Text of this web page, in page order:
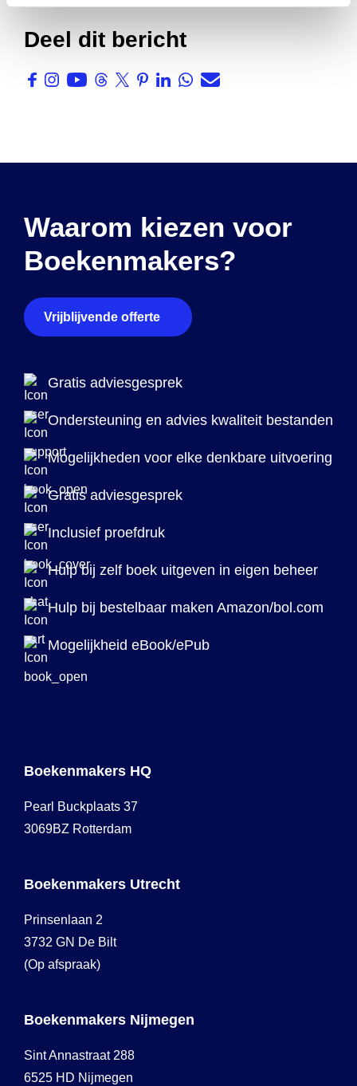
Deel dit bericht
Waarom kiezen voor
Boekenmakers?
Vrijblijvende offerte
Gratis adviesgesprek
Ondersteuning en advies kwaliteit bestanden
Mogelijkheden voor elke denkbare uitvoering
Gratis adviesgesprek
Inclusief proefdruk
Hulp bij zelf boek uitgeven in eigen beheer
Hulp bij bestelbaar maken Amazon/bol.com
Mogelijkheid eBook/ePub
Boekenmakers HQ
Pearl Buckplaats 37
3069BZ Rotterdam
Boekenmakers Utrecht
Prinsenlaan 2
3732 GN De Bilt
(Op afspraak)
Boekenmakers Nijmegen
Sint Annastraat 288
6525 HD Nijmegen